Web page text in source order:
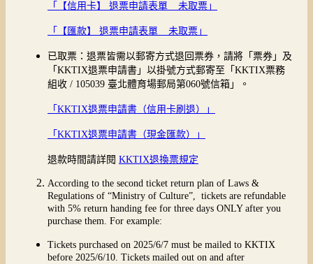
「【信用卡】 退票申請表單 _ 未取票」
「【匯款】 退票申請表單 _ 未取票」
已取票：退票皆需以郵寄方式退回票券，請將「票券」及
「KKTIX退票申請書」以掛號方式郵寄至「KKTIX票務
組收 / 105039 臺北體育場郵局第060號信箱」。
「KKTIX退票申請書（信用卡刷退）」
「KKTIX退票申請書（現金匯款）」
退款時間請詳閱 KKTIX退換票規定
According to the second ticket return plan of Laws &
Regulations of “Ministry of Culture”, tickets are refundable
with 5% return handing fee for three days ONLY after you
purchase them. For example:
Tickets purchased on 2025/6/7 must be mailed to KKTIX
before 2025/6/10. Tickets mailed out on and after